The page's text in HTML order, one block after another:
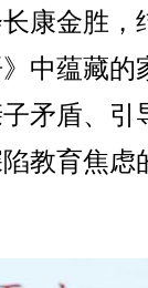
康金胜，
中蕴藏的
矛盾、引
教育焦虑